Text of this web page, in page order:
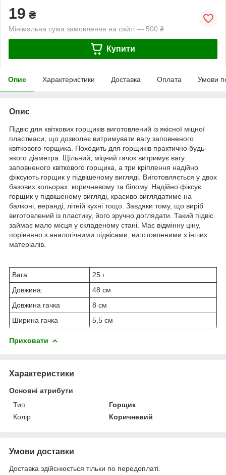
19 ₴
Мінімальна сума замовлення на сайті — 500 ₴
Купити
Опис Характеристики Доставка Оплата Умови
Опис
Підвіс для квіткових горщиків виготовлений із якісної міцної
пластмаси, що дозволяє витримувати вагу заповненого
квіткового горщика. Походить для горщиків практично будь-
якого діаметра. Щільний, міцний гачок витримує вагу
заповненого квіткового горщика, а три кріплення надійно
фіксують горщик у підвішеному вигляді. Виготовляється у двох
базових кольорах: коричневому та білому. Надійно фіксує
горщик у підвішеному вигляді, красиво виглядатиме на
балконі, веранді, літній кухні тощо. Завдяки тому, що виріб
виготовлений із пластику, його зручно доглядати. Такий підвіс
займає мало місця у складеному стані. Має відмінну ціну,
порівняно з аналогічними підвісами, виготовленими з інших
матеріалів.
Вага
25 г
Довжина:
48 см
Довжина гачка
8 см
Ширина гачка
5,5 см
Приховати
Характеристики
Основні атрибути
Тип
Горщик
Колір
Коричневий
Умови доставки
Доставка здійснюється тільки по передоплаті.